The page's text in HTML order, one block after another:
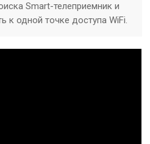
Smart-телеприемник и
к одной точке доступа WiFi.